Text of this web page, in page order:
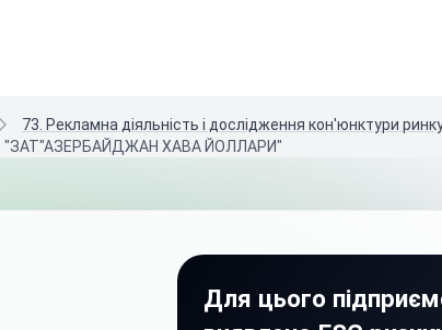
73. Рекламна діяльність і дослідження кон'юнктури
ХАВА ЙОЛЛАРИ"
Для цього